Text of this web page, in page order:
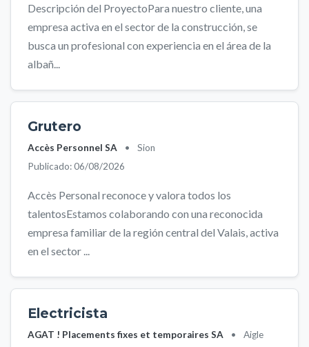
Descripción del ProyectoPara nuestro cliente, una
empresa activa en el sector de la construcción, se
busca un profesional con experiencia en el área de la
albañ...
Grutero
Accès Personnel SA •
Sion
Publicado: 06/08/2026
Accès Personal reconoce y valora todos los
talentosEstamos colaborando con una reconocida
empresa familiar de la región central del Valais, activa
en el sector ...
Electricista
AGAT ! Placements fixes et temporaires SA •
Aigle